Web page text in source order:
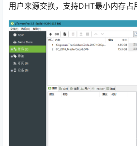
用户来源交换，支持DHT最小内存占